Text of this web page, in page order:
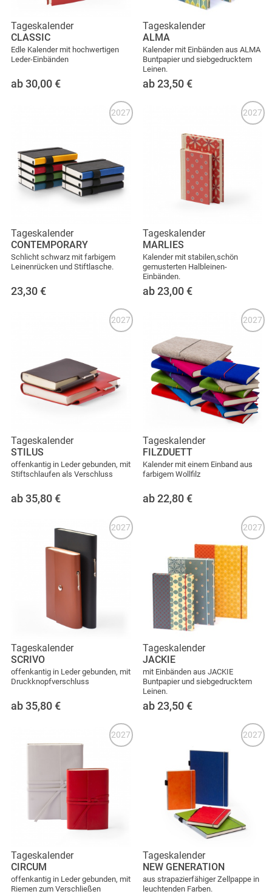
Tageskalender
CLASSIC
Edle Kalender mit hochwertigen
Leder-Einbänden
ab 30,00 €
Tageskalender
ALMA
Kalender mit Einbänden aus ALMA
Buntpapier und siebgedrucktem
Leinen.
ab 23,50 €
Tageskalender
CONTEMPORARY
Schlicht schwarz mit farbigem
Leinenrücken und Stiftlasche.
23,30 €
2027
Tageskalender
MARLIES
Kalender mit stabilen,schön
gemusterten Halbleinen-
Einbänden.
ab 23,00 €
2027
Tageskalender
STILUS
offenkantig in Leder gebunden, mit
Stiftschlaufen als Verschluss
ab 35,80 €
2027
Tageskalender
FILZDUETT
Kalender mit einem Einband aus
farbigem Wollfilz
ab 22,80 €
2027
Tageskalender
SCRIVO
offenkantig in Leder gebunden, mit
Druckknopfverschluss
ab 35,80 €
2027
Tageskalender
JACKIE
mit Einbänden aus JACKIE
Buntpapier und siebgedrucktem
Leinen.
ab 23,50 €
2027
Tageskalender
CIRCUM
offenkantig in Leder gebunden, mit
Riemen zum Verschließen
2027
Tageskalender
NEW GENERATION
aus strapazierfähiger Zellpappe in
leuchtenden Farben.
2027